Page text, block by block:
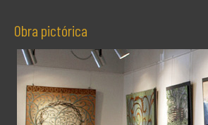
Obra pictórica